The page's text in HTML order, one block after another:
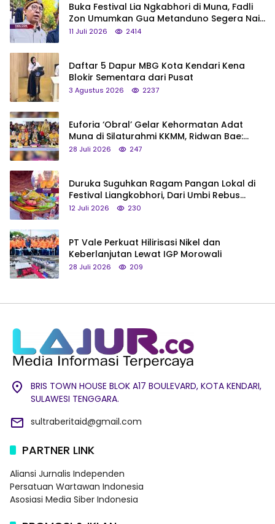
Buka Festival Lia Ngkabhori di Muna, Fadli
Zon Umumkan Gua Metanduno Segera Naik
Status Jadi Cagar Budaya Nasional
11 Juli 2026 2414
Daftar 5 Dapur MBG Kota Kendari Kena
Blokir Sementara dari Pusat
3 Agustus 2026 2237
Euforia ‘Obral’ Gelar Kehormatan Adat
Muna di Silaturahmi KKMM, Ridwan Bae:
Saya Bukan Tipe Begitu, Belum Pantas!
28 Juli 2026 247
Duruka Suguhkan Ragam Pangan Lokal di
Festival Liangkobhori, Dari Umbi Rebus
hingga Tumpeng Beras Muna
12 Juli 2026 230
PT Vale Perkuat Hilirisasi Nikel dan
Keberlanjutan Lewat IGP Morowali
28 Juli 2026 209
BRIS TOWN HOUSE BLOK A17 BOULEVARD, KOTA KENDARI,
SULAWESI TENGGARA.
sultraberitaid@gmail.com
PARTNER LINK
Aliansi Jurnalis Independen
Persatuan Wartawan Indonesia
Asosiasi Media Siber Indonesia